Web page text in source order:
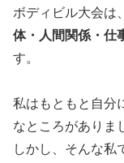
ボディビル大会は
体・人間関係・仕
す。
私はもともと自分
なところがありま
しかし、そんな私